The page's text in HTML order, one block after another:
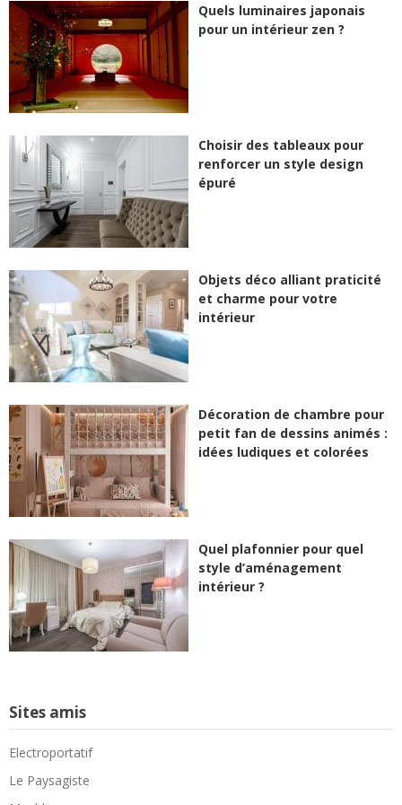
Quels luminaires japonais
pour un intérieur zen ?
Choisir des tableaux pour
renforcer un style design
épuré
Objets déco alliant praticité
et charme pour votre
intérieur
Décoration de chambre pour
petit fan de dessins animés :
idées ludiques et colorées
Quel plafonnier pour quel
style d’aménagement
intérieur ?
Sites amis
Electroportatif
Le Paysagiste